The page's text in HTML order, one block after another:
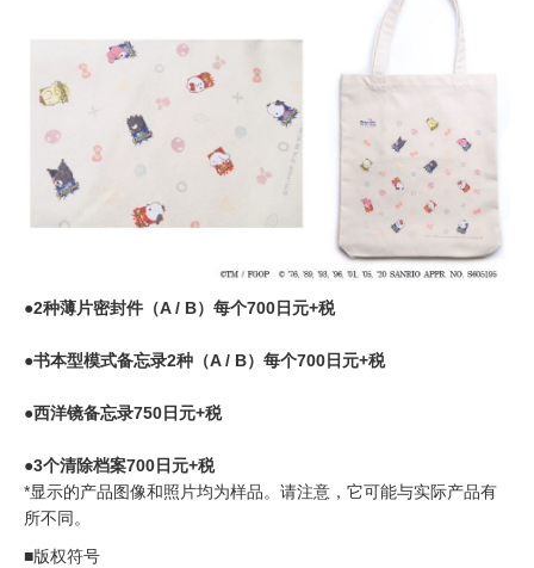
●2种薄片密封件（A / B）每个700日元+税
●书本型模式备忘录2种（A / B）每个700日元+税
●西洋镜备忘录750日元+税
●3个清除档案700日元+税
*显示的产品图像和照片均为样品。请注意，它可能与实际产品有
所不同。
■版权符号